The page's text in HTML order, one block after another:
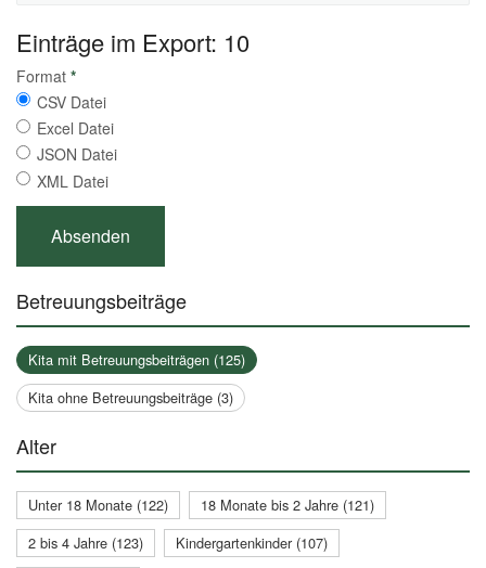
Einträge im Export: 10
Format *
CSV Datei
Excel Datei
JSON Datei
XML Datei
Betreuungsbeiträge
Kita mit Betreuungsbeiträgen (125)
Kita ohne Betreuungsbeiträge (3)
Alter
Unter 18 Monate (122)
18 Monate bis 2 Jahre (121)
2 bis 4 Jahre (123)
Kindergartenkinder (107)